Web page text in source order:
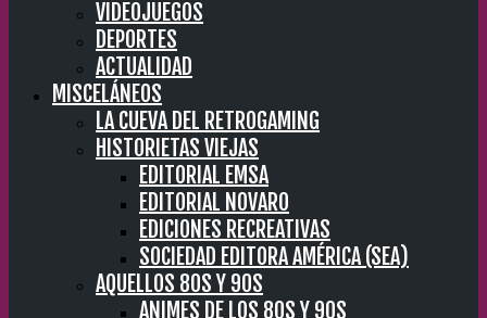
VIDEOJUEGOS
DEPORTES
ACTUALIDAD
MISCELÁNEOS
LA CUEVA DEL RETROGAMING
HISTORIETAS VIEJAS
EDITORIAL EMSA
EDITORIAL NOVARO
EDICIONES RECREATIVAS
SOCIEDAD EDITORA AMÉRICA (SEA)
AQUELLOS 80S Y 90S
ANIMES DE LOS 80S Y 90S